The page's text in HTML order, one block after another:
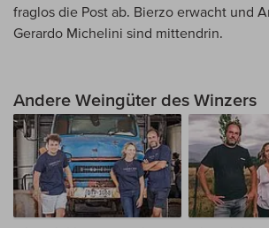
fraglos die Post ab. Bierzo erwacht und
Gerardo Michelini sind mittendrin.
Andere Weingüter des Winzers